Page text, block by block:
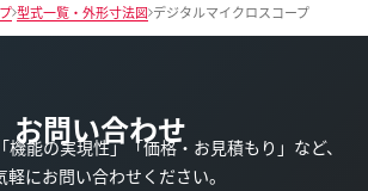
型式一覧・外形寸法図 デジタルマイクロスコープ
お問い合わせ
機能の実現性」「価格・お見積もり」など、
軽にお問い合わせください。